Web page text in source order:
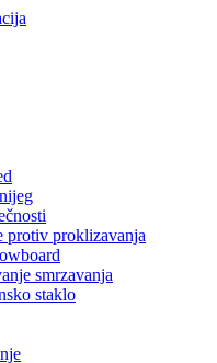
protiv proklizavanja
smrzavanja
staklo